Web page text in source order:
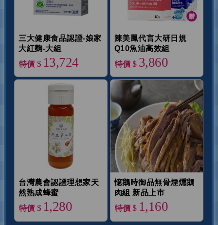
三大健康食品認證-娘家
大紅麴-大組
特價 $ 13,724
陳美鳳代言大研日規
Q10魚油高效組
特價 $ 3,860
台灣農會認證理想家天
然熟成蜂蜜
特價 $ 1,280
憶鵝時御品無骨煙燻鵝
肉組 新品上市
特價 $ 1,160